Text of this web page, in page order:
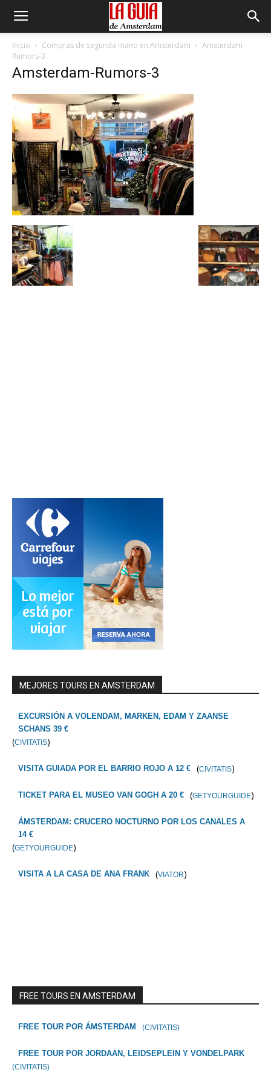
Inicio Compras de segunda mano en Amsterdam
Amsterdam-
Rumors-3
Amsterdam-Rumors-3
MEJORES TOURS EN AMSTERDAM
EXCURSIÓN A VOLENDAM, MARKEN, EDAM Y ZAANSE
SCHANS 39 €
(CIVITATIS)
VISITA GUIADA POR EL BARRIO ROJO A 12 € (CIVITATIS)
TICKET PARA EL MUSEO VAN GOGH A 20 € (GETYOURGUIDE)
ÁMSTERDAM: CRUCERO NOCTURNO POR LOS CANALES A
14 €
(GETYOURGUIDE)
VISITA A LA CASA DE ANA FRANK (VIATOR)
FREE TOURS EN AMSTERDAM
FREE TOUR POR ÁMSTERDAM (CIVITATIS)
FREE TOUR POR JORDAAN, LEIDSEPLEIN Y VONDELPARK
(CIVITATIS)